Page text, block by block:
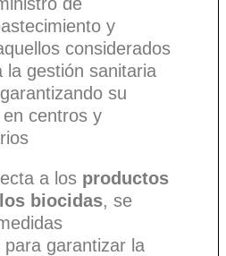
y
considerados
la gestión sanitaria
su
centros y
a los productos
biocidas, se
para garantizar la